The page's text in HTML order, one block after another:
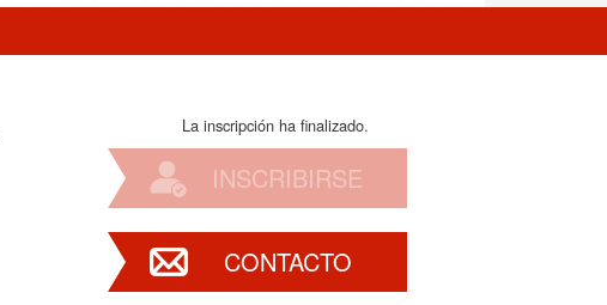
La inscripción ha finalizado.
INSCRIBIRSE
CONTACTO